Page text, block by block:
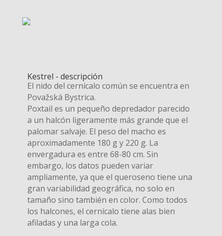
Kestrel - descripción
El nido del cernícalo común se encuentra en
Považská Bystrica.
Poxtail es un pequeño depredador parecido
a un halcón ligeramente más grande que el
palomar salvaje. El peso del macho es
aproximadamente 180 g y 220 g. La
envergadura es entre 68-80 cm. Sin
embargo, los datos pueden variar
ampliamente, ya que el queroseno tiene una
gran variabilidad geográfica, no solo en
tamaño sino también en color. Como todos
los halcones, el cernícalo tiene alas bien
afiladas y una larga cola.